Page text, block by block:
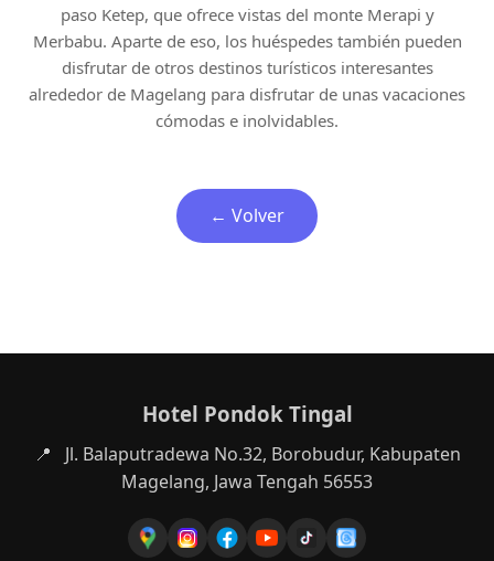
paso Ketep, que ofrece vistas del monte Merapi y
Merbabu. Aparte de eso, los huéspedes también pueden
disfrutar de otros destinos turísticos interesantes
alrededor de Magelang para disfrutar de unas vacaciones
cómodas e inolvidables.
← Volver
Hotel Pondok Tingal
📍
Jl. Balaputradewa No.32, Borobudur, Kabupaten
Magelang, Jawa Tengah 56553